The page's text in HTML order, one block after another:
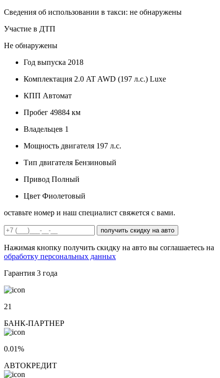
Сведения об использовании в такси: не обнаружены
Участие в ДТП
Не обнаружены
Год выпуска 2018
Комплектация 2.0 AT AWD (197 л.с.) Luxe
КПП Автомат
Пробег 49884 км
Владельцев 1
Мощность двигателя 197 л.с.
Тип двигателя Бензиновый
Привод Полный
Цвет Фиолетовый
оставьте номер и наш специалист свяжется с вами.
получить скидку на авто
Нажимая кнопку получить скидку на авто вы соглашаетесь на
обработку персональных данных
Гарантия 3 года
21
БАНК-ПАРТНЕР
0.01%
АВТОКРЕДИТ